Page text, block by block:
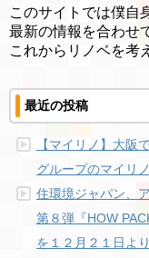
このサイトでは僕自
最新の情報を合わせ
これからリノベを考
最近の投稿
【マイリノ】大阪
グループのマイリ
住環境ジャパン、
第８弾『HOW
を１２月２１日よ